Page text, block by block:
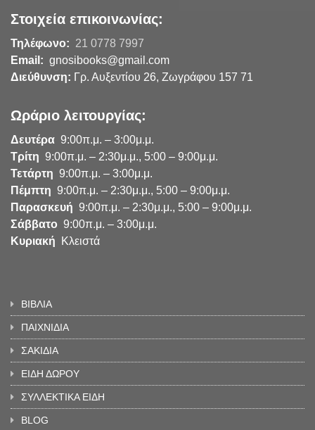
Στοιχεία επικοινωνίας:
Τηλέφωνο: 21 0778 7997
Email: gnosibooks@gmail.com
Διεύθυνση: Γρ. Αυξεντίου 26, Ζωγράφου 157 71
Ωράριο λειτουργίας:
Δευτέρα 9:00π.μ. – 3:00μ.μ.
Τρίτη 9:00π.μ. – 2:30μ.μ., 5:00 – 9:00μ.μ.
Τετάρτη 9:00π.μ. – 3:00μ.μ.
Πέμπτη 9:00π.μ. – 2:30μ.μ., 5:00 – 9:00μ.μ.
Παρασκευή 9:00π.μ. – 2:30μ.μ., 5:00 – 9:00μ.μ.
Σάββατο 9:00π.μ. – 3:00μ.μ.
Κυριακή Κλειστά
ΒΙΒΛΙΑ
ΠΑΙΧΝΙΔΙΑ
ΣΑΚΙΔΙΑ
ΕΙΔΗ ΔΩΡΟΥ
ΣΥΛΛΕΚΤΙΚΑ ΕΙΔΗ
BLOG